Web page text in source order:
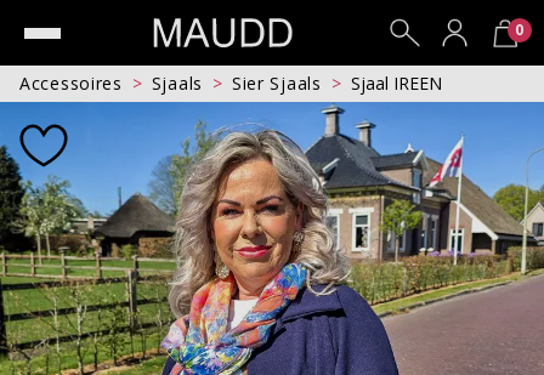
0
Accessoires Sjaals Sier Sjaals Sjaal IREEN